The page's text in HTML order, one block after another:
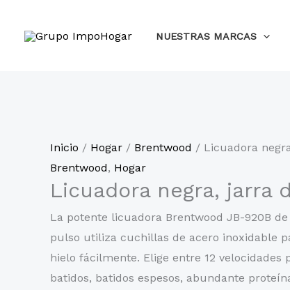
NUESTRAS MARCAS
Inicio / Hogar / Brentwood / Licuadora
Brentwood, Hogar
Licuadora negra, jarra
La potente licuadora Brentwood JB-920B de
pulso utiliza cuchillas de acero inoxidable
hielo fácilmente. Elige entre 12 velocidades
batidos, batidos espesos, abundante